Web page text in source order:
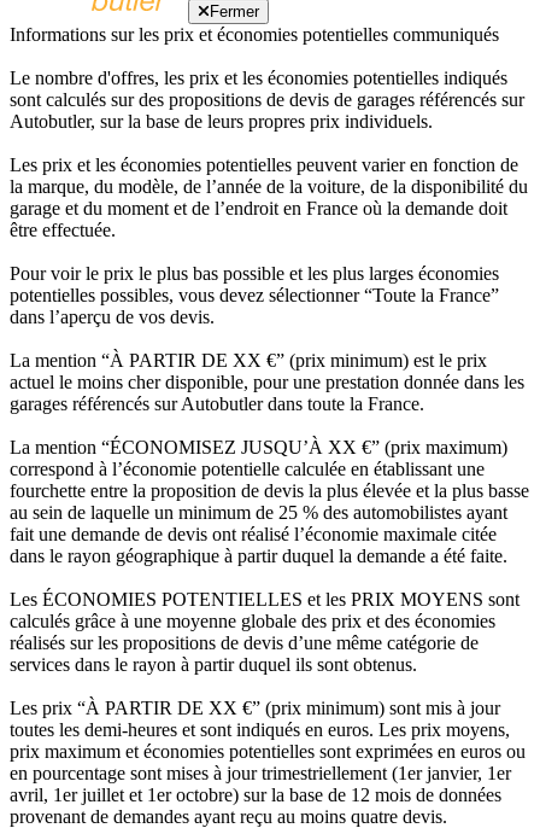
Fermer
Informations sur les prix et économies potentielles communiqués
Le nombre d'offres, les prix et les économies potentielles indiqués
sont calculés sur des propositions de devis de garages référencés sur
Autobutler, sur la base de leurs propres prix individuels.
Les prix et les économies potentielles peuvent varier en fonction de
la marque, du modèle, de l’année de la voiture, de la disponibilité du
garage et du moment et de l’endroit en France où la demande doit
être effectuée.
Pour voir le prix le plus bas possible et les plus larges économies
potentielles possibles, vous devez sélectionner “Toute la France”
dans l’aperçu de vos devis.
La mention “À PARTIR DE XX €” (prix minimum) est le prix
actuel le moins cher disponible, pour une prestation donnée dans les
garages référencés sur Autobutler dans toute la France.
La mention “ÉCONOMISEZ JUSQU’À XX €” (prix maximum)
correspond à l’économie potentielle calculée en établissant une
fourchette entre la proposition de devis la plus élevée et la plus basse
au sein de laquelle un minimum de 25 % des automobilistes ayant
fait une demande de devis ont réalisé l’économie maximale citée
dans le rayon géographique à partir duquel la demande a été faite.
Les ÉCONOMIES POTENTIELLES et les PRIX MOYENS sont
calculés grâce à une moyenne globale des prix et des économies
réalisés sur les propositions de devis d’une même catégorie de
services dans le rayon à partir duquel ils sont obtenus.
Les prix “À PARTIR DE XX €” (prix minimum) sont mis à jour
toutes les demi-heures et sont indiqués en euros. Les prix moyens,
prix maximum et économies potentielles sont exprimées en euros ou
en pourcentage sont mises à jour trimestriellement (1er janvier, 1er
avril, 1er juillet et 1er octobre) sur la base de 12 mois de données
provenant de demandes ayant reçu au moins quatre devis.